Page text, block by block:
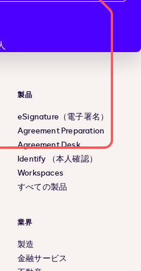
製品
eSignature（電子署名）
Agreement Preparation
Agreement Desk
Identify （本人確認）
Workspaces
すべての製品
業界
製造
金融サービス